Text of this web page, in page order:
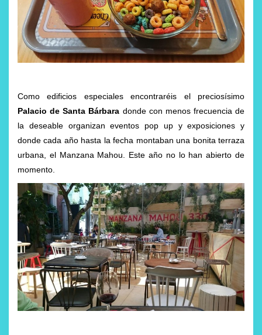
Como edificios especiales encontraréis el preciosísimo
Palacio de Santa Bárbara donde con menos frecuencia de
la deseable organizan eventos pop up y exposiciones y
donde cada año hasta la fecha montaban una bonita terraza
urbana, el Manzana Mahou. Este año no lo han abierto de
momento.